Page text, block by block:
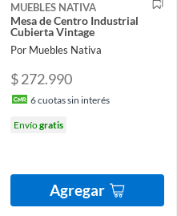
MUEBLES NATIVA
Mesa de Centro Industrial
Cubierta Vintage
Por Muebles Nativa
$ 272.990
6cuotas sin interés
Envíogratis
Agregar